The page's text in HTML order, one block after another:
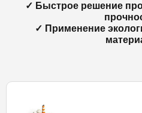
✓ Быстрое решение
✓ Применение